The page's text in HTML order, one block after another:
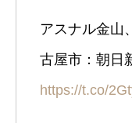
アスナル金山
古屋市：朝日
https://t.co/